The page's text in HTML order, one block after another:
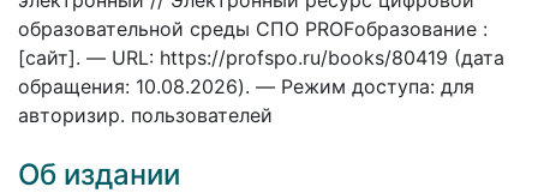
образовательной среды СПО PROFобразование :
[сайт]. — URL: https://profspo.ru/books/80419 (дата
обращения: 10.08.2026). — Режим доступа: для
авторизир. пользователей
Об издании